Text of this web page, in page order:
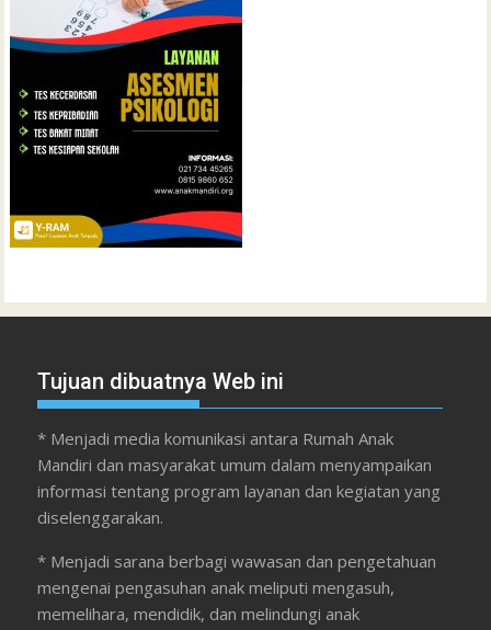
Tujuan dibuatnya Web ini
* Menjadi media komunikasi antara Rumah Anak
Mandiri dan masyarakat umum dalam menyampaikan
informasi tentang program layanan dan kegiatan yang
diselenggarakan.
* Menjadi sarana berbagi wawasan dan pengetahuan
mengenai pengasuhan anak meliputi mengasuh,
memelihara, mendidik, dan melindungi anak